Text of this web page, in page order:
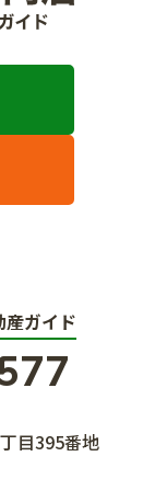
ガイド
目395番地